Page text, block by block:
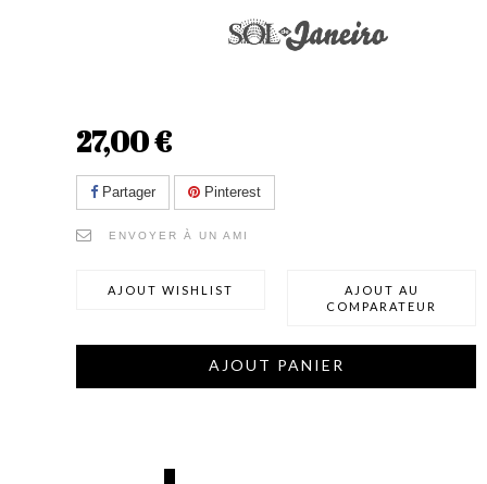
27,00 €
Partager Pinterest
ENVOYER À UN AMI
AJOUT WISHLIST
AJOUT AU
COMPARATEUR
AJOUT PANIER